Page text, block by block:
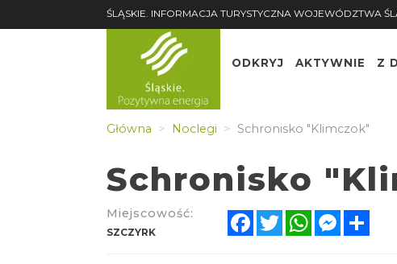
ŚLĄSKIE. INFORMACJA TURYSTYCZNA WOJEWÓDZTWA
ODKRYJ AKTYWNIE Z
Główna Noclegi Schronisko "Klimczok"
Schronisko
Miejscowość:
SZCZYRK
FacebookTwitterWhatsApp